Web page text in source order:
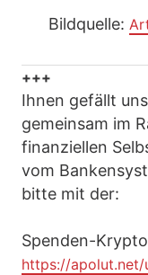
Bildquelle:
+++
Ihnen gefällt
gemeinsam im
finanziellen
vom
bitte mit der:
Spenden-
https://